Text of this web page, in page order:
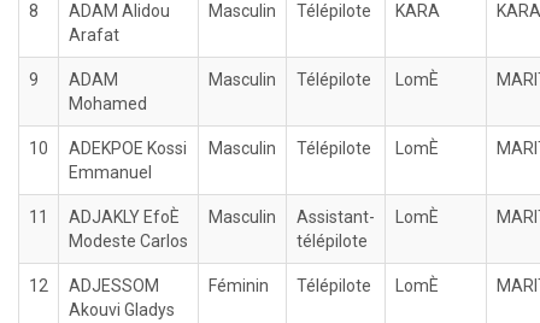
8
ADAM Alidou
Arafat
Masculin Télépilote KARA KARA
9
ADAM
Mohamed
Masculin Télépilote LomÈ
10
ADEKPOE Kossi
Emmanuel
Masculin Télépilote LomÈ
11
ADJAKLY EfoÈ
Modeste Carlos
Masculin
Assistant-
télépilote
LomÈ
12
ADJESSOM
Akouvi Gladys
Féminin Télépilote LomÈ